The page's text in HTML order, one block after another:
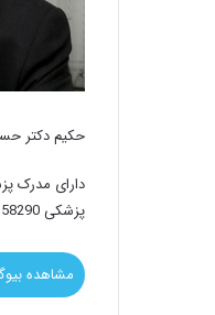
حکیم دکتر
دارای مدرک
پزشکی 58290
مشاهده